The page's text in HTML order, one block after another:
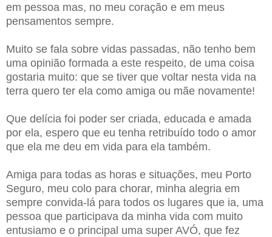
em pessoa mas, no meu coração e em meus
pensamentos sempre.
Muito se fala sobre vidas passadas, não tenho bem
uma opinião formada a este respeito, de uma coisa
gostaria muito: que se tiver que voltar nesta vida na
terra quero ter ela como amiga ou mãe novamente!
Que delícia foi poder ser criada, educada e amada
por ela, espero que eu tenha retribuído todo o amor
que ela me deu em vida para ela também.
Amiga para todas as horas e situações, meu Porto
Seguro, meu colo para chorar, minha alegria em
sempre convida-lá para todos os lugares que ia, uma
pessoa que participava da minha vida com muito
entusiamo e o principal uma super AVÓ, que fez